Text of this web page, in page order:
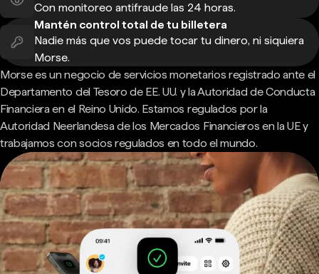
Con monitoreo antifraude las 24 horas.
Mantén control total de tu billetera
Nadie más que vos puede tocar tu dinero, ni siquiera
Morse.
Morse es un negocio de servicios monetarios registrado ante el
Departamento del Tesoro de EE. UU. y la Autoridad de Conducta
Financiera en el Reino Unido. Estamos regulados por la
Autoridad Neerlandesa de los Mercados Financieros en la UE y
trabajamos con socios regulados en todo el mundo.